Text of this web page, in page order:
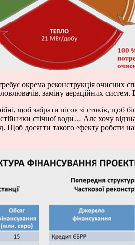
окрема реконструкція очисних
заміну аераційних систем.
щоб забрати пісок зі стоків, щоб
стічної води… Але хочу
Щоб досягти такого ефекту роботи